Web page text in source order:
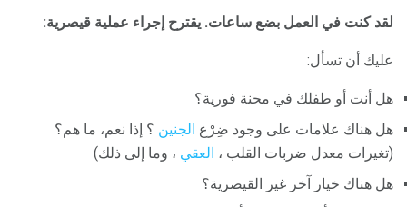
لقد كنت في العمل بضع ساعات. يقترح إجراء عملية قيصرية:
عليك أن تسأل:
هل أنت أو طفلك في محنة فورية؟
هل هناك علامات على وجود ضِرْع الجنين ؟ إذا نعم، ما هم؟
(تغيرات معدل ضربات القلب ، العقي ، وما إلى ذلك)
هل هناك خيار آخر غير القيصرية؟